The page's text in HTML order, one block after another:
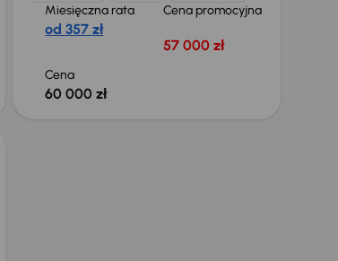
Miesięczna rata
od 357 zł
Cena promocyjna
57 000 zł
Cena
60 000 zł